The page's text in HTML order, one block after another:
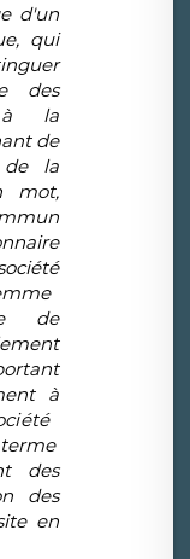
d'un
qui
des
àla
de
de la
mot,
été
de
à
été
des
des
en